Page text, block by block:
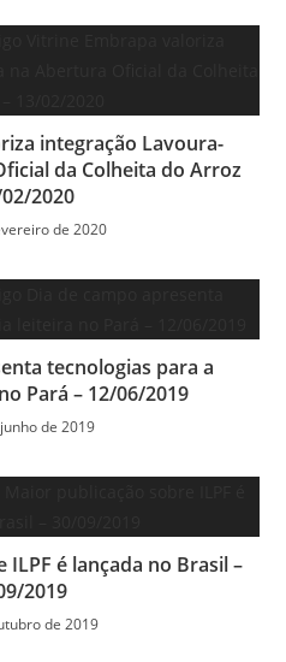
integração Lavoura-
da Colheita do Arroz
2020
de 2020
tecnologias para a
Pará – 12/06/2019
de 2019
é lançada no Brasil –
2019
de 2019